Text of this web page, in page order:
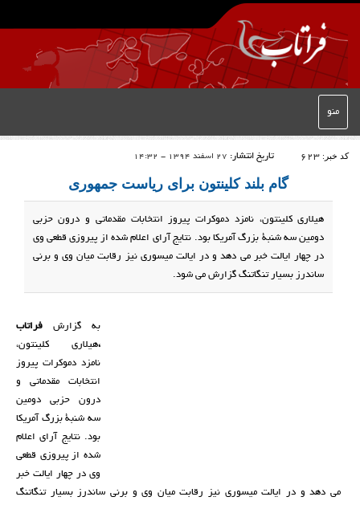
منو
کد خبر: 623 تاریخ انتشار: 27 اسفند 1394 - 14:32
گام بلند کلینتون برای ریاست جمهوری
هیلاری کلینتون، نامزد دموکرات پیروز انتخابات مقدماتی و درون حزبی
دومین سه شنبۀ بزرگ آمریکا بود. نتایج آرای اعلام شده از پیروزی قطعی وی
در چهار ایالت خبر می دهد و در ایالت میسوری نیز رقابت میان وی و برنی
ساندرز بسیار تنگاتنگ گزارش می شود.
به گزارش فراتاب
،هیلاری کلینتون،
نامزد دموکرات پیروز
انتخابات مقدماتی و
درون حزبی دومین
سه شنبۀ بزرگ آمریکا
بود. نتایج آرای اعلام
شده از پیروزی قطعی
وی در چهار ایالت خبر
می دهد و در ایالت میسوری نیز رقابت میان وی و برنی ساندرز بسیار تنگاتنگ